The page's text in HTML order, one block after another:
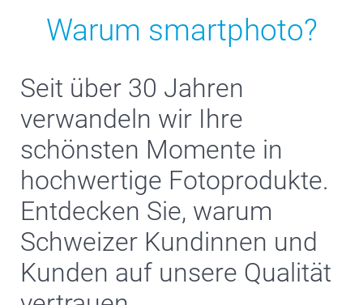
Warum smartphoto?
Seit über 30 Jahren
verwandeln wir Ihre
schönsten Momente in
hochwertige Fotoprodukte.
Entdecken Sie, warum
Schweizer Kundinnen und
Kunden auf unsere Qualität